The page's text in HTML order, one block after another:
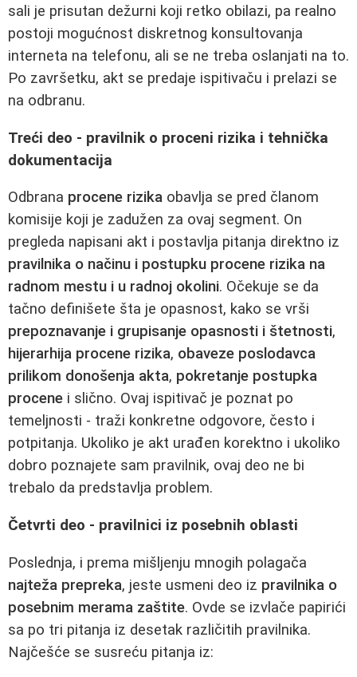
sali je prisutan dežurni koji retko obilazi, pa realno
postoji mogućnost diskretnog konsultovanja
interneta na telefonu, ali se ne treba oslanjati na to.
Po završetku, akt se predaje ispitivaču i prelazi se
na odbranu.
Treći deo - pravilnik o proceni rizika i tehnička
dokumentacija
Odbrana procene rizika obavlja se pred članom
komisije koji je zadužen za ovaj segment. On
pregleda napisani akt i postavlja pitanja direktno iz
pravilnika o načinu i postupku procene rizika na
radnom mestu i u radnoj okolini. Očekuje se da
tačno definišete šta je opasnost, kako se vrši
prepoznavanje i grupisanje opasnosti i štetnosti,
hijerarhija procene rizika, obaveze poslodavca
prilikom donošenja akta, pokretanje postupka
procene i slično. Ovaj ispitivač je poznat po
temeljnosti - traži konkretne odgovore, često i
potpitanja. Ukoliko je akt urađen korektno i ukoliko
dobro poznajete sam pravilnik, ovaj deo ne bi
trebalo da predstavlja problem.
Četvrti deo - pravilnici iz posebnih oblasti
Poslednja, i prema mišljenju mnogih polagača
najteža prepreka, jeste usmeni deo iz pravilnika o
posebnim merama zaštite. Ovde se izvlače papirići
sa po tri pitanja iz desetak različitih pravilnika.
Najčešće se susreću pitanja iz: